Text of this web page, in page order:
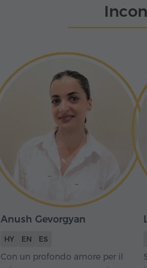
Anush Gevorgyan
HY EN ES
Con un profondo amore per il